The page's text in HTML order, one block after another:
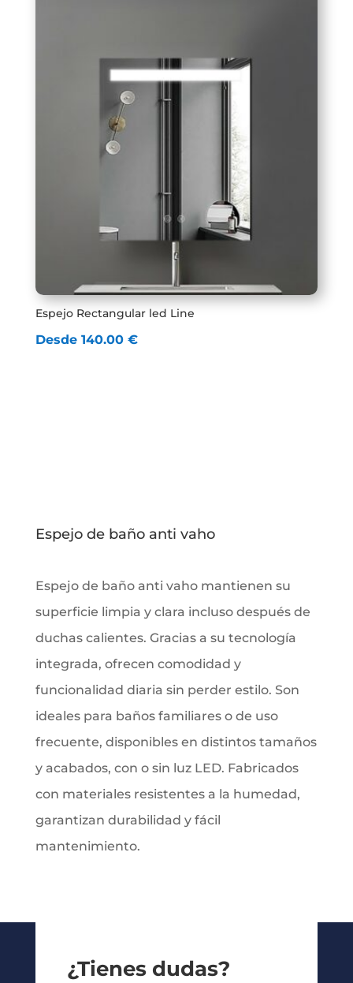
Espejo Rectangular led Line
Desde 140.00 €
Espejo de baño anti vaho
Espejo de baño anti vaho mantienen su
superficie limpia y clara incluso después de
duchas calientes. Gracias a su tecnología
integrada, ofrecen comodidad y
funcionalidad diaria sin perder estilo. Son
ideales para baños familiares o de uso
frecuente, disponibles en distintos tamaños
y acabados, con o sin luz LED. Fabricados
con materiales resistentes a la humedad,
garantizan durabilidad y fácil
mantenimiento.
¿Tienes dudas?